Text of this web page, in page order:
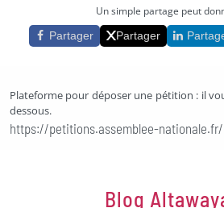
Partager cette pétition
Un simple partage peut
Partager Partager
Plateforme pour déposer une pétition : il
dessous.
https://petitions.assemblee-nationale.fr/
Blog